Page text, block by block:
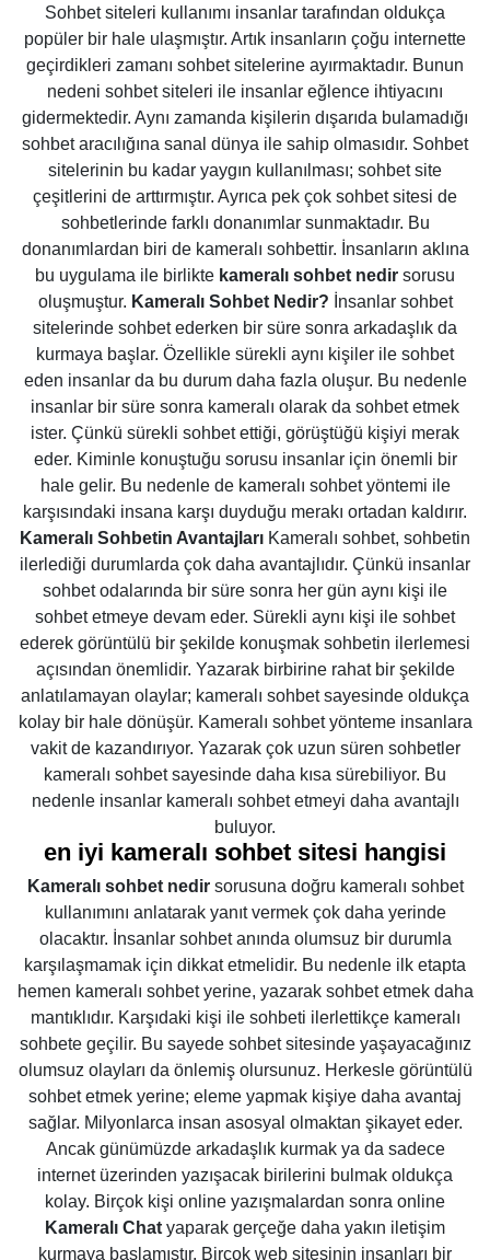
Sohbet siteleri kullanımı insanlar tarafından oldukça
popüler bir hale ulaşmıştır. Artık insanların çoğu internette
geçirdikleri zamanı sohbet sitelerine ayırmaktadır. Bunun
nedeni sohbet siteleri ile insanlar eğlence ihtiyacını
gidermektedir. Aynı zamanda kişilerin dışarıda bulamadığı
sohbet aracılığına sanal dünya ile sahip olmasıdır. Sohbet
sitelerinin bu kadar yaygın kullanılması; sohbet site
çeşitlerini de arttırmıştır. Ayrıca pek çok sohbet sitesi de
sohbetlerinde farklı donanımlar sunmaktadır. Bu
donanımlardan biri de kameralı sohbettir. İnsanların aklına
bu uygulama ile birlikte kameralı sohbet nedir sorusu
oluşmuştur. Kameralı Sohbet Nedir? İnsanlar sohbet
sitelerinde sohbet ederken bir süre sonra arkadaşlık da
kurmaya başlar. Özellikle sürekli aynı kişiler ile sohbet
eden insanlar da bu durum daha fazla oluşur. Bu nedenle
insanlar bir süre sonra kameralı olarak da sohbet etmek
ister. Çünkü sürekli sohbet ettiği, görüştüğü kişiyi merak
eder. Kiminle konuştuğu sorusu insanlar için önemli bir
hale gelir. Bu nedenle de kameralı sohbet yöntemi ile
karşısındaki insana karşı duyduğu merakı ortadan kaldırır.
Kameralı Sohbetin Avantajları Kameralı sohbet, sohbetin
ilerlediği durumlarda çok daha avantajlıdır. Çünkü insanlar
sohbet odalarında bir süre sonra her gün aynı kişi ile
sohbet etmeye devam eder. Sürekli aynı kişi ile sohbet
ederek görüntülü bir şekilde konuşmak sohbetin ilerlemesi
açısından önemlidir. Yazarak birbirine rahat bir şekilde
anlatılamayan olaylar; kameralı sohbet sayesinde oldukça
kolay bir hale dönüşür. Kameralı sohbet yönteme insanlara
vakit de kazandırıyor. Yazarak çok uzun süren sohbetler
kameralı sohbet sayesinde daha kısa sürebiliyor. Bu
nedenle insanlar kameralı sohbet etmeyi daha avantajlı
buluyor.
en iyi kameralı sohbet sitesi hangisi
Kameralı sohbet nedirsorusuna doğru kameralı sohbet
kullanımını anlatarak yanıt vermek çok daha yerinde
olacaktır. İnsanlar sohbet anında olumsuz bir durumla
karşılaşmamak için dikkat etmelidir. Bu nedenle ilk etapta
hemen kameralı sohbet yerine, yazarak sohbet etmek daha
mantıklıdır. Karşıdaki kişi ile sohbeti ilerlettikçe kameralı
sohbete geçilir. Bu sayede sohbet sitesinde yaşayacağınız
olumsuz olayları da önlemiş olursunuz. Herkesle görüntülü
sohbet etmek yerine; eleme yapmak kişiye daha avantaj
sağlar. Milyonlarca insan asosyal olmaktan şikayet eder.
Ancak günümüzde arkadaşlık kurmak ya da sadece
internet üzerinden yazışacak birilerini bulmak oldukça
kolay. Birçok kişi online yazışmalardan sonra online
Kameralı Chat yaparak gerçeğe daha yakın iletişim
kurmaya başlamıştır. Birçok web sitesinin insanları bir